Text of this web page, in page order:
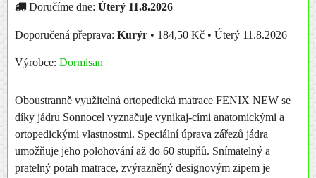
Doručíme dne: Úterý 11.8.2026
Kurýr • 184,50 Kč • Úterý 11.8.2026
Výrobce: Dormisan
Oboustranně využitelná ortopedická matrace FENIX NEW se
díky jádru Sonnocel vyznačuje vynikaj-cími anatomickými a
ortopedickými vlastnostmi. Speciální úprava zářezů jádra
umožňuje jeho polohování až do 60 stupňů. Snímatelný a
pratelný potah matrace, zvýrazněný designovým zipem je